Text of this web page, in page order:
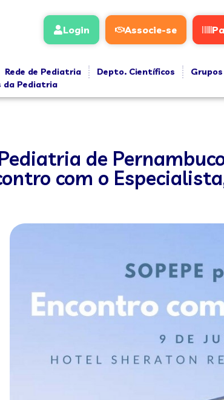
Login Associe-se
Rede de Pediatria Depto. Científicos
da Pediatria
de
com o